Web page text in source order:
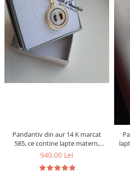
Pandantiv din aur 14 K marcat
585, ce contine lapte matern,
suvita de par a bebelusului,
bucati din cordonul ombilical si
foita aurie
940,00 Lei